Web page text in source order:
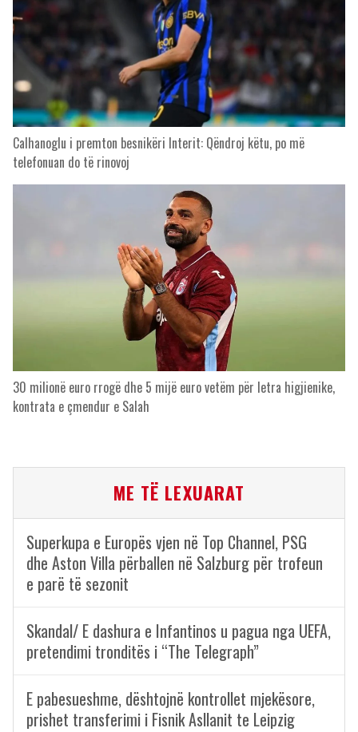
Calhanoglu i premton besnikëri Interit: Qëndroj këtu, po më
telefonuan do të rinovoj
30 milionë euro rrogë dhe 5 mijë euro vetëm për letra higjienike,
kontrata e çmendur e Salah
ME TË LEXUARAT
Superkupa e Europës vjen në Top Channel, PSG
dhe Aston Villa përballen në Salzburg për trofeun
e parë të sezonit
Skandal/ E dashura e Infantinos u pagua nga UEFA,
pretendimi tronditës i “The Telegraph”
E pabesueshme, dështojnë kontrollet mjekësore,
prishet transferimi i Fisnik Asllanit te Leipzig